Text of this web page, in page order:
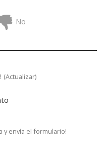
No
(Actualizar)
y envía el formulario!